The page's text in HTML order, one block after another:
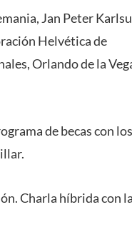
Jan Peter
Helvética de
Orlando de la
de becas con los
Charla híbrida con la